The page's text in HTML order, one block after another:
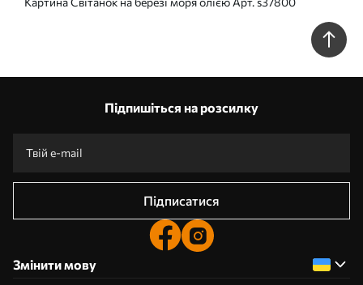
Підпишіться на розсилку
Підписатися
Змінити мову